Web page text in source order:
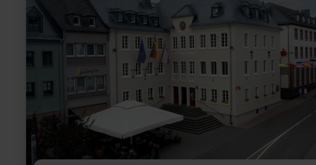
Prümer
Land